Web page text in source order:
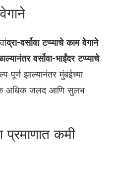
द्रा-वर्सोवा टप्प्याचे काम वेगाने
वर्सोवा-भाईंदर टप्प्याचे
पूर्ण झाल्यानंतर मुंबईच्या
अधिक जलद आणि सुलभ
प्रमाणात कमी